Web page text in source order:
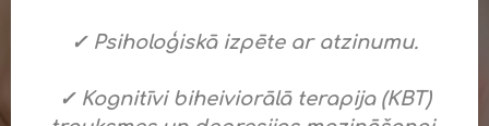
✓ Psiholoģiskā izpēte ar atzinumu.
✓ Kognitīvi biheiviorālā terapija (KBT)